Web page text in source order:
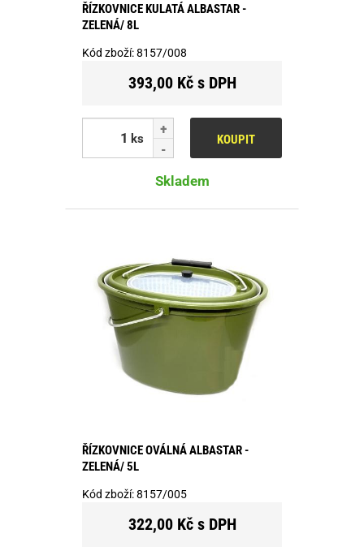
ŘÍZKOVNICE KULATÁ ALBASTAR -
ZELENÁ/ 8L
Kód zboží:8157/008
393,00 Kč s DPH
ks KOUPIT
Skladem
ŘÍZKOVNICE OVÁLNÁ ALBASTAR -
ZELENÁ/ 5L
Kód zboží:8157/005
322,00 Kč s DPH